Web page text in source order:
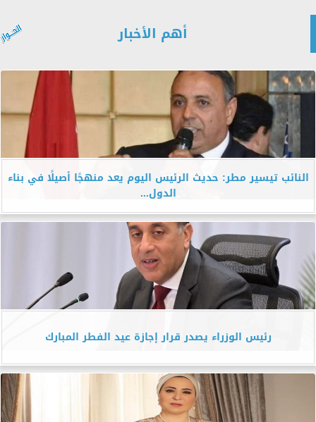
أهم الأخبار
النائب تيسير مطر: حديث الرئيس اليوم يعد منهجًا أصيلًا في بناء
الدول...
رئيس الوزراء يصدر قرار إجازة عيد الفطر المبارك